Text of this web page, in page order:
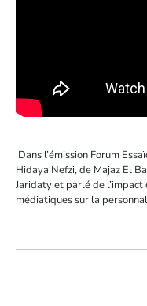
Dans l’émission Forum
Hidaya Nefzi, de Majaz El
Jaridaty et parlé de l’impact
médiatiques sur la